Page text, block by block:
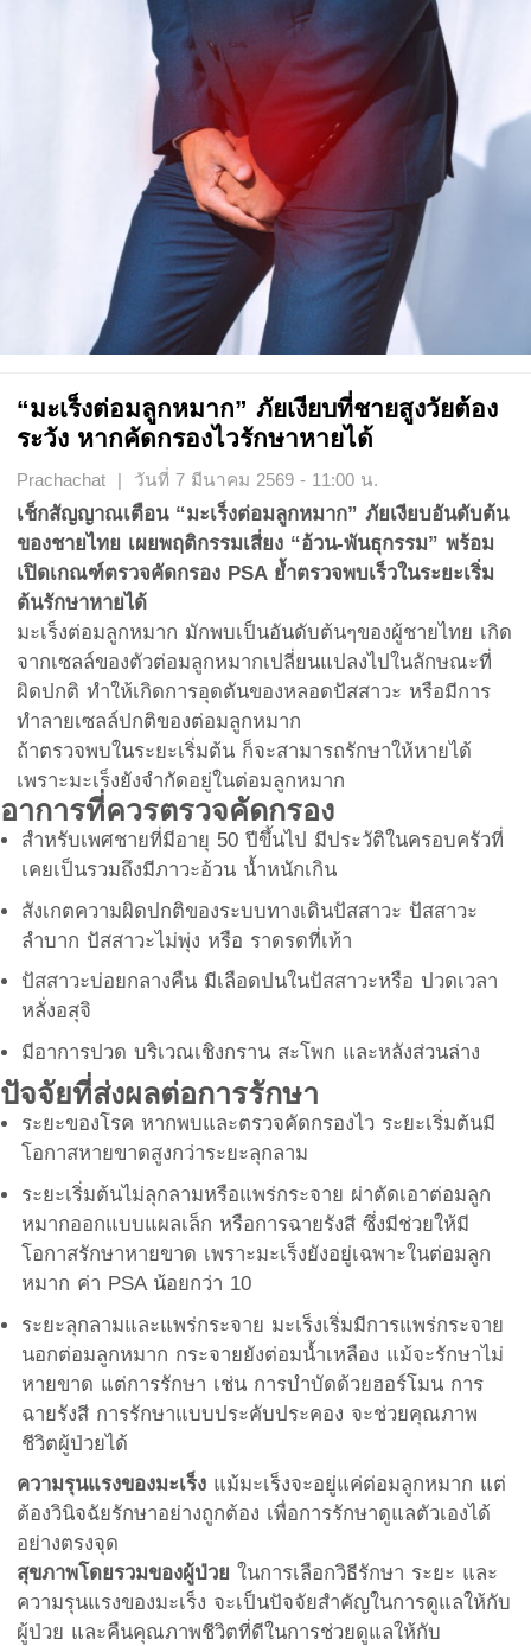
“มะเร็งต่อมลูกหมาก” ภัยเงียบที่ชายสูงวัยต้อง
ระวัง หากคัดกรองไวรักษาหายได้
Prachachat | วันที่ 7 มีนาคม 2569 - 11:00 น.
เช็กสัญญาณเตือน “มะเร็งต่อมลูกหมาก” ภัยเงียบอันดับต้น
ของชายไทย เผยพฤติกรรมเสี่ยง “อ้วน-พันธุกรรม” พร้อม
เปิดเกณฑ์ตรวจคัดกรอง PSA ย้ำตรวจพบเร็วในระยะเริ่ม
ต้นรักษาหายได้
มะเร็งต่อมลูกหมาก มักพบเป็นอันดับต้นๆของผู้ชายไทย เกิด
จากเซลล์ของตัวต่อมลูกหมากเปลี่ยนแปลงไปในลักษณะที่
ผิดปกติ ทำให้เกิดการอุดตันของหลอดปัสสาวะ หรือมีการ
ทำลายเซลล์ปกติของต่อมลูกหมาก
ถ้าตรวจพบในระยะเริ่มต้น ก็จะสามารถรักษาให้หายได้
เพราะมะเร็งยังจำกัดอยู่ในต่อมลูกหมาก
อาการที่ควรตรวจคัดกรอง
สำหรับเพศชายที่มีอายุ 50 ปีขึ้นไป มีประวัติในครอบครัวที่
เคยเป็นรวมถึงมีภาวะอ้วน น้ำหนักเกิน
สังเกตความผิดปกติของระบบทางเดินปัสสาวะ ปัสสาวะ
ลำบาก ปัสสาวะไม่พุ่ง หรือ ราดรดที่เท้า
ปัสสาวะบ่อยกลางคืน มีเลือดปนในปัสสาวะหรือ ปวดเวลา
หลั่งอสุจิ
มีอาการปวด บริเวณเชิงกราน สะโพก และหลังส่วนล่าง
ปัจจัยที่ส่งผลต่อการรักษา
ระยะของโรค หากพบและตรวจคัดกรองไว ระยะเริ่มต้นมี
โอกาสหายขาดสูงกว่าระยะลุกลาม
ระยะเริ่มต้นไม่ลุกลามหรือแพร่กระจาย ผ่าตัดเอาต่อมลูก
หมากออกแบบแผลเล็ก หรือการฉายรังสี ซึ่งมีช่วยให้มี
โอกาสรักษาหายขาด เพราะมะเร็งยังอยู่เฉพาะในต่อมลูก
หมาก ค่า PSA น้อยกว่า 10
ระยะลุกลามและแพร่กระจาย มะเร็งเริ่มมีการแพร่กระจาย
นอกต่อมลูกหมาก กระจายยังต่อมน้ำเหลือง แม้จะรักษาไม่
หายขาด แต่การรักษา เช่น การบำบัดด้วยฮอร์โมน การ
ฉายรังสี การรักษาแบบประคับประคอง จะช่วยคุณภาพ
ชีวิตผู้ป่วยได้
ความรุนแรงของมะเร็ง แม้มะเร็งจะอยู่แค่ต่อมลูกหมาก แต่
ต้องวินิจฉัยรักษาอย่างถูกต้อง เพื่อการรักษาดูแลตัวเองได้
อย่างตรงจุด
สุขภาพโดยรวมของผู้ป่วย ในการเลือกวิธีรักษา ระยะ และ
ความรุนแรงของมะเร็ง จะเป็นปัจจัยสำคัญในการดูแลให้กับ
ผู้ป่วย และคืนคุณภาพชีวิตที่ดีในการช่วยดูแลให้กับ